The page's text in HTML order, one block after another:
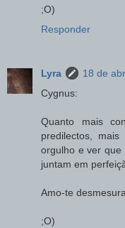
;O)
Responder
Lyra
18 de
Cygnus:
Quanto mais
predilectos,
orgulho e ver que
juntam em
Amo-te
;O)